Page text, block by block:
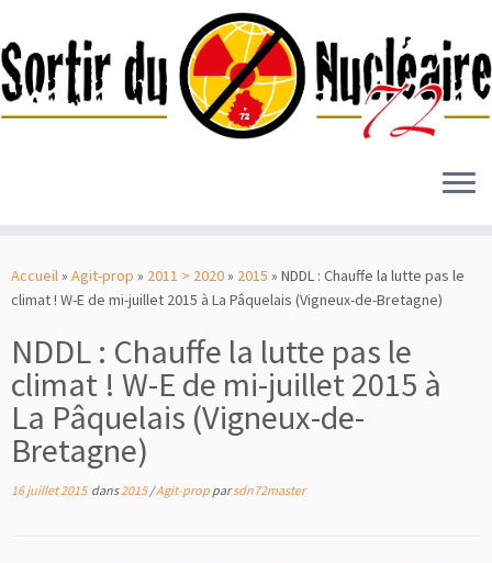
au
contenu
Accueil» Agit-prop » 2011 > 2020» 2015 » NDDL : Chauffe la lutte pas le
climat ! W-E de mi-juillet 2015 à La Pâquelais (Vigneux-de-Bretagne)
NDDL : Chauffe la lutte pas le
climat ! W-E de mi-juillet 2015 à
La Pâquelais (Vigneux-de-
Bretagne)
16 juillet 2015dans2015/Agit-prop parsdn72master